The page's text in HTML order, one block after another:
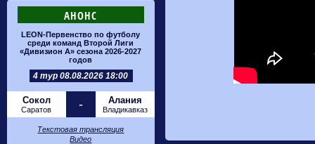
АНОНС
LEON-Первенство по футболу
среди команд Второй Лиги
«Дивизион А» сезона 2026-2027
годов
4 тур 08.08.2026 18:00
Сокол
Саратов - Алания
Владикавказ
Текстовая трансляция
Видео